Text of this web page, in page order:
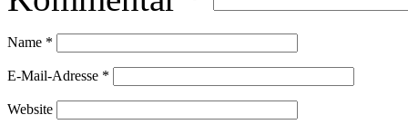
Name *
E-Mail-Adresse *
Website